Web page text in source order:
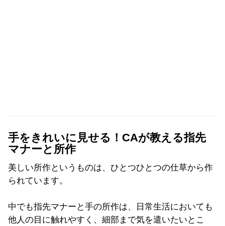
手をきれいに見せる！CAが教える指先
マナーと所作
美しい所作というものは、ひとつひとつの仕草から作
られています。
中でも指先マナーと手の所作は、日常生活においても
他人の目に触れやすく、細部まで気を遣いたいとこ